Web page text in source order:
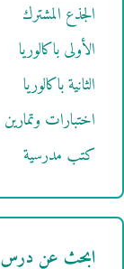
الجذع المشترك
الأولى باكالوريا
الثانية باكالوريا
اختبارات وتمارين
كتب مدرسية
ابحث عن درس